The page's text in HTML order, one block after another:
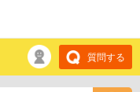
質問する